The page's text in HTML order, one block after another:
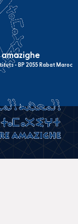
amazighe
- BP 2055 Rabat Maroc